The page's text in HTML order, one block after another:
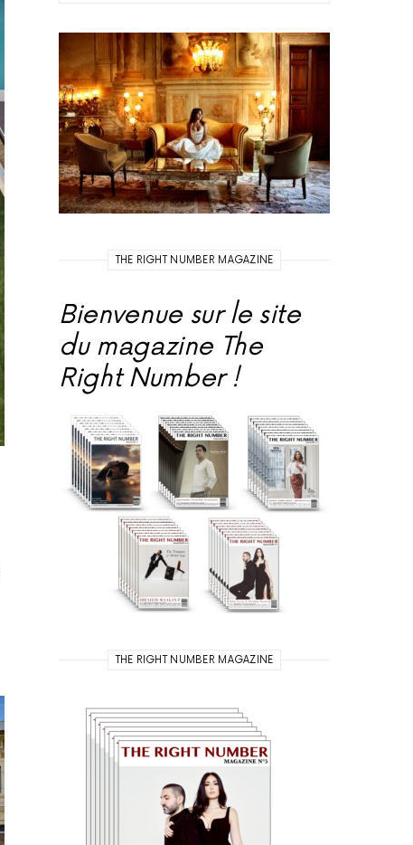
THE RIGHT NUMBER MAGAZINE
Bienvenue sur le site
du magazine The
Right Number !
THE RIGHT NUMBER MAGAZINE